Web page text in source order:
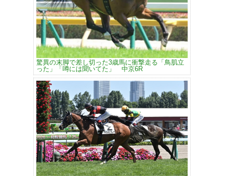
驚異の末脚で差し切った3歳馬に衝撃走る「鳥肌立
った」「噂には聞いてた」 中京6R